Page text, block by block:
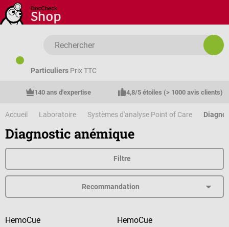
Passer au contenu principal
Particuliers Prix TTC
140 ans d'expertise 4,8/5 étoiles (> 1000 avis clients)
Accueil Laboratoire Systèmes d'analyse Point of Care
Diagnostic anémique
Filtre
HemoCue HemoCue